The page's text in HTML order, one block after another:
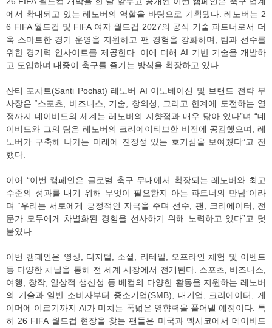
에서 확대되고 있는 레노버의 역할을 바탕으로 기획됐다. 레노버는 2
6 FIFA 월드컵 및 FIFA 여자 월드컵 2027의 공식 기술 파트너로서 더
욱 스마트한 경기 운영을 지원하고 팬 경험을 강화하며, 팀과 선수를
위한 경기력 인사이트를 제공한다. 이에 더해 AI 기반 기술을 개발하
고 도입하며 대중이 축구를 즐기는 방식을 확장하고 있다.
산티 포차트(Santi Pochat) 레노버 AI 이노베이션 및 브랜드 전략 부
사장은 “스포츠, 비즈니스, 기술, 창의성, 그리고 한계에 도전하는 열
정까지 데이비드의 세계는 레노버의 지향점과 매우 닮아 있다”며 “데
이비드와 그의 팀은 레노버의 크리에이티브한 비전에 공감했으며, 레
노버가 구축해 나가는 미래에 진정성 있는 호기심을 보여줬다”고 전
했다.
이어 “이번 캠페인은 글로벌 축구 무대에서 확장되는 레노버와 최고
수준의 성과를 내기 위해 무엇이 필요한지 아는 파트너의 만남”이라
며 “우리는 서로에게 긍정적인 자극을 주며 선수, 팬, 크리에이터, 전
문가 모두에게 차별화된 경험을 선사하기 위해 노력하고 있다”고 덧
붙였다.
이번 캠페인은 영상, 디지털, 소셜, 리테일, 오프라인 체험 및 이벤트
등 다양한 채널을 통해 전 세계 시장에서 전개된다. 스포츠, 비즈니스,
여행, 창작, 일상적 생산성 등 베컴의 다양한 활동을 지원하는 레노버
의 기술과 일반 소비자부터 중소기업(SMB), 대기업, 크리에이터, 게
이머에 이르기까지 AI가 미치는 폭넓은 영향력을 풀어낼 예정이다. 특
히 26 FIFA 월드컵 현장을 찾는 팬들은 미국과 멕시코에서 데이비드